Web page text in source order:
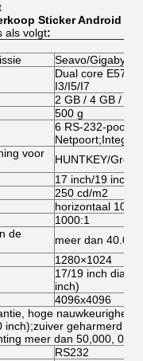
Sticker Android
als volgt:
Seavo/Gigabyte/
Dual core
I3/I5/I7
2 GB / 4 GB / 8
500 g
6 RS-232-
voor
HUNTKEY/Grote
17 inch/19 inch
250 cd/m2
horizontaal 100°
1000:1
de
meer dan
1280×1024
17/19 inch
inch)
4096x4096
hoge nauwkeurigheid
inch);zuiver geharmerd
meer dan 50,000, 000
RS232